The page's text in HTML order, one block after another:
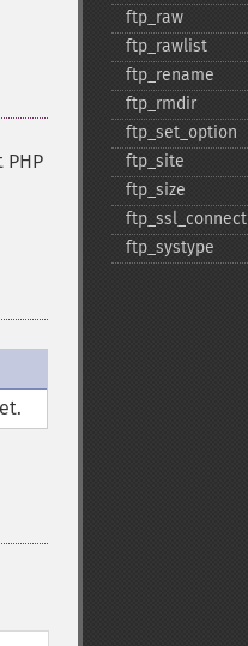
ftp_​raw
ftp_​rawlist
ftp_​rename
ftp_​rmdir
ftp_​set_​option
ftp_​site
ftp_​size
ftp_​ssl_​connect
ftp_​systype